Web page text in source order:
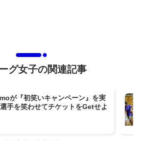
グ女子の関連記事
が『初笑いキャンペーン』を実
手を笑わせてチケットをGetせよ